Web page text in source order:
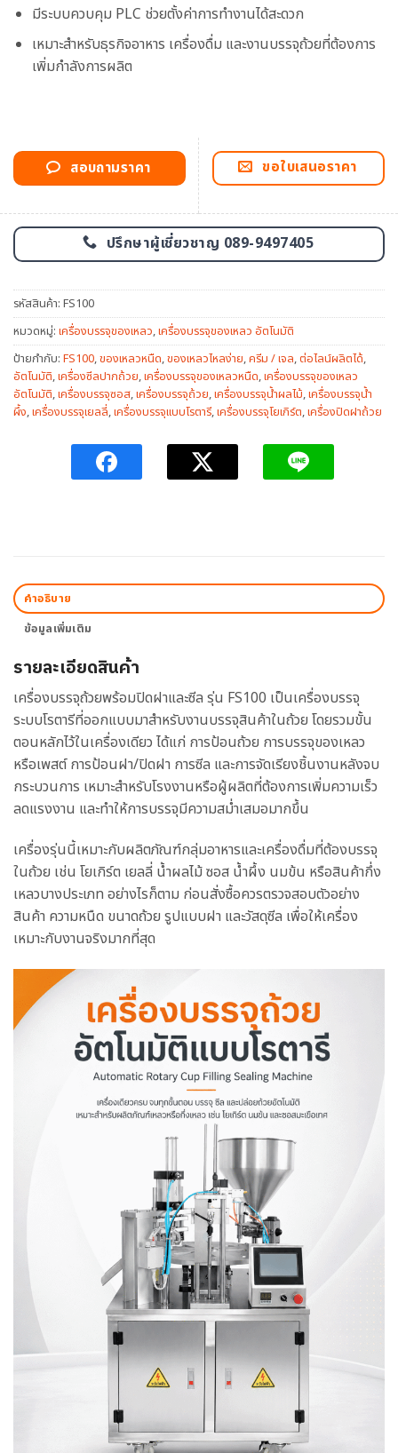
มีระบบควบคุม PLC ช่วยตั้งค่าการทำงานได้สะดวก
เหมาะสำหรับธุรกิจอาหาร เครื่องดื่ม และงานบรรจุถ้วยที่ต้องการ
เพิ่มกำลังการผลิต
สอบถามราคา ขอใบเสนอราคา
ปรึกษาผู้เชี่ยวชาญ 089-9497405
รหัสสินค้า: FS100
หมวดหมู่: เครื่องบรรจุของเหลว,เครื่องบรรจุของเหลว อัตโนมัติ
ป้ายกำกับ: FS100,ของเหลวหนืด,ของเหลวไหลง่าย,ครีม / เจล,ต่อไลน์ผลิตได้,
อัตโนมัติ,เครื่องซีลปากถ้วย,เครื่องบรรจุของเหลวหนืด,เครื่องบรรจุของเหลว
อัตโนมัติ,เครื่องบรรจุซอส,เครื่องบรรจุถ้วย,เครื่องบรรจุน้ำผลไม้,เครื่องบรรจุน้ำ
ผึ้ง,เครื่องบรรจุเยลลี่,เครื่องบรรจุแบบโรตารี,เครื่องบรรจุโยเกิร์ต,เครื่องปิดฝาถ้วย
คำอธิบาย
ข้อมูลเพิ่มเติม
รายละเอียดสินค้า
เครื่องบรรจุถ้วยพร้อมปิดฝาและซีล รุ่น FS100 เป็นเครื่องบรรจุ
ระบบโรตารีที่ออกแบบมาสำหรับงานบรรจุสินค้าในถ้วย โดยรวมขั้น
ตอนหลักไว้ในเครื่องเดียว ได้แก่ การป้อนถ้วย การบรรจุของเหลว
หรือเพสต์ การป้อนฝา/ปิดฝา การซีล และการจัดเรียงชิ้นงานหลังจบ
กระบวนการ เหมาะสำหรับโรงงานหรือผู้ผลิตที่ต้องการเพิ่มความเร็ว
ลดแรงงาน และทำให้การบรรจุมีความสม่ำเสมอมากขึ้น
เครื่องรุ่นนี้เหมาะกับผลิตภัณฑ์กลุ่มอาหารและเครื่องดื่มที่ต้องบรรจุ
ในถ้วย เช่น โยเกิร์ต เยลลี่ น้ำผลไม้ ซอส น้ำผึ้ง นมข้น หรือสินค้ากึ่ง
เหลวบางประเภท อย่างไรก็ตาม ก่อนสั่งซื้อควรตรวจสอบตัวอย่าง
สินค้า ความหนืด ขนาดถ้วย รูปแบบฝา และวัสดุซีล เพื่อให้เครื่อง
เหมาะกับงานจริงมากที่สุด